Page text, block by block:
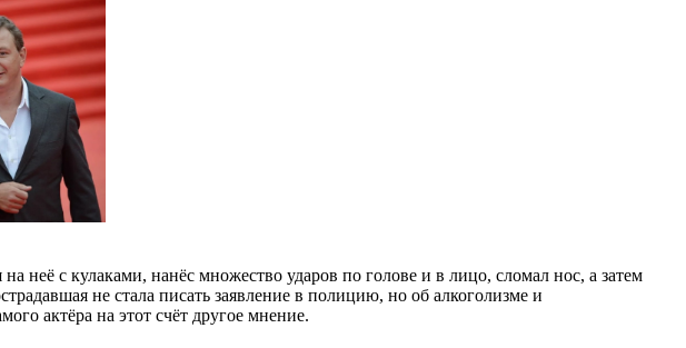
неё с кулаками, нанёс множество ударов по голове и в лицо, сломал нос, а затем
не стала писать заявление в полицию, но об алкоголизме и
актёра на этот счёт другое мнение.